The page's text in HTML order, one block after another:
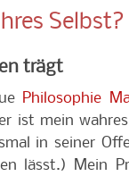
Selbst?
trägt
Philosophie
ist mein
in seiner
lässt.) Mein